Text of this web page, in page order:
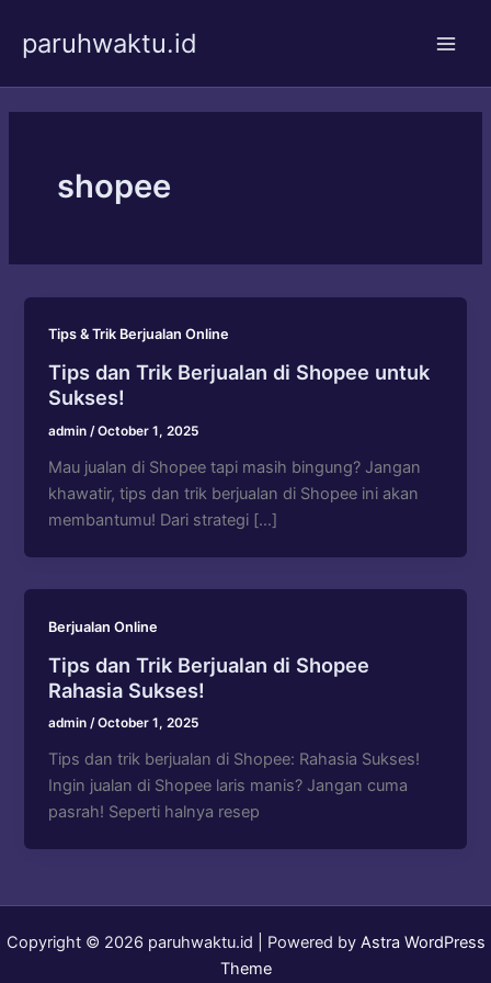
content
paruhwaktu.id
shopee
Tips & Trik Berjualan Online
Tips dan Trik Berjualan di Shopee untuk
Sukses!
admin/October 1, 2025
Mau jualan di Shopee tapi masih bingung? Jangan
khawatir, tips dan trik berjualan di Shopee ini akan
membantumu! Dari strategi […]
Berjualan Online
Tips dan Trik Berjualan di Shopee
Rahasia Sukses!
admin/October 1, 2025
Tips dan trik berjualan di Shopee: Rahasia Sukses!
Ingin jualan di Shopee laris manis? Jangan cuma
pasrah! Seperti halnya resep
Copyright © 2026 paruhwaktu.id | Powered by Astra WordPress
Theme